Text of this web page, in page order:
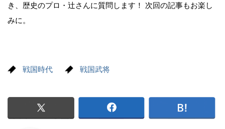
き、歴史のプロ・辻さんに質問します！ 次回の記事もお楽し
みに。
戦国時代 戦国武将